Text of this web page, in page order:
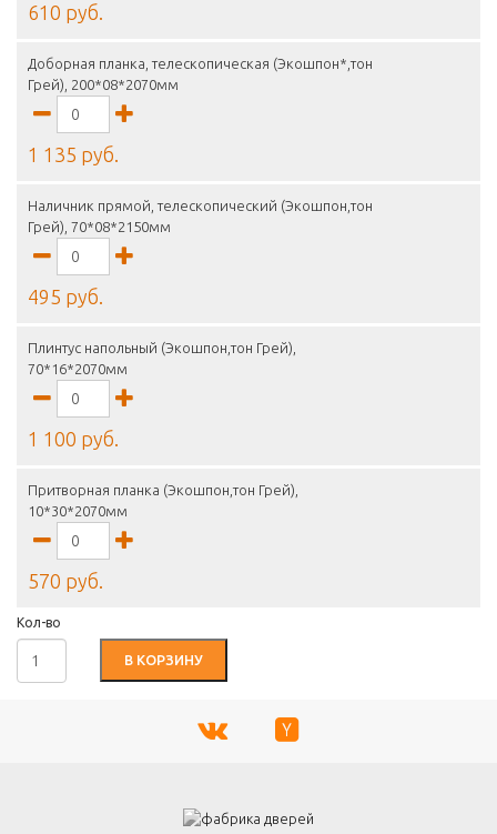
610 руб.
Доборная планка, телескопическая (Экошпон*,тон
Грей), 200*08*2070мм
1 135 руб.
Наличник прямой, телескопический (Экошпон,тон
Грей), 70*08*2150мм
495 руб.
Плинтус напольный (Экошпон,тон Грей),
70*16*2070мм
1 100 руб.
Притворная планка (Экошпон,тон Грей),
10*30*2070мм
570 руб.
Кол-во
В КОРЗИНУ